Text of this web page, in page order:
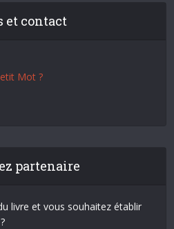
et contact
Mot ?
partenaire
livre et vous souhaitez établir